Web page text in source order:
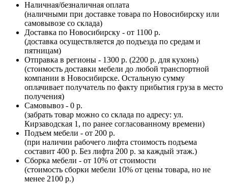
Наличная/безналичная оплата
(наличными при доставке товара по Новосибирску или
самовывозе со склада)
Доставка по Новосибирску - от 1100 р.
(доставка осуществляется до подъезда по средам и
пятницам)
Отправка в регионы - 1300 р. (2200 р. для кухонь)
(стоимость доставки мебели до любой транспортной
компании в Новосибирске. Остальную сумму
оплачивает получатель по факту прибытия груза в место
получения)
Самовывоз - 0 р.
(забрать товар можно со склада по адресу: ул.
Кирзаводская 1, по ранее согласованному времени)
Подъем мебели - от 200 р.
(при наличии рабочего лифта стоимость подъема
составит 400 р. Без лифта 200 р. за каждый этаж.)
Сборка мебели - от 10% от стоимости
(стоимость сборки мебели 10% от цены товара, но не
менее 2100 р.)